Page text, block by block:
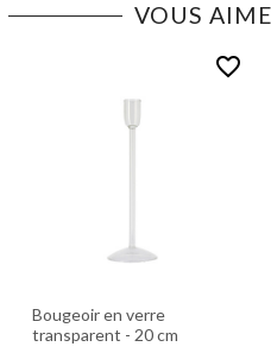
VOUS
favorite_border
Bougeoir en verre
transparent - 20 cm